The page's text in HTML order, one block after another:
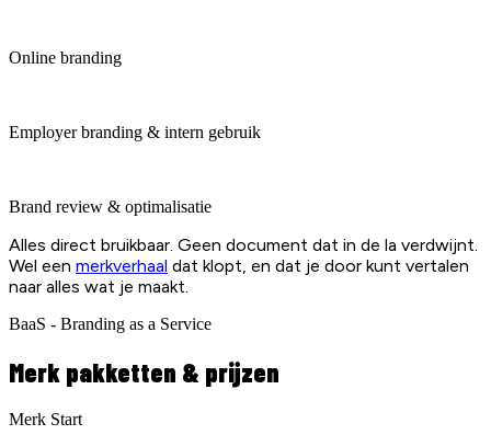
Online branding
Employer branding & intern gebruik
Brand review & optimalisatie
Alles direct bruikbaar. Geen document dat in de la verdwijnt.
Wel een merkverhaal dat klopt, en dat je door kunt vertalen
naar alles wat je maakt.
BaaS - Branding as a Service
Merk pakketten & prijzen
Merk Start